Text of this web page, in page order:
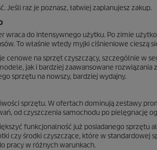
Jeśli raz je poznasz, łatwiej zaplanujesz zakup.
do intensywnego użytku. Po zimie
To właśnie wtedy myjki ciśnieniowe cieszą
cenowe na sprzęt czyszczący, szczególnie w
jak i bardziej zaawansowane
sprzętu na nowszy, bardziej wydajny.
sprzętu. W ofertach dominują zestawy
od czyszczenia samochodu po pielęgnację
funkcjonalność już posiadanego sprzętu
czy środki czyszczące, które w standardowej
pracy w różnych warunkach.